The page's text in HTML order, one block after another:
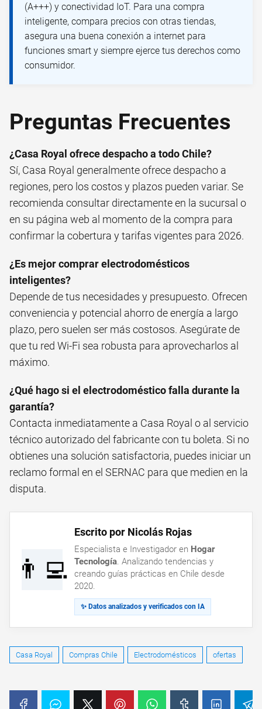
(A+++) y conectividad IoT. Para una compra
inteligente, compara precios con otras tiendas,
asegura una buena conexión a internet para
funciones smart y siempre ejerce tus derechos como
consumidor.
Preguntas Frecuentes
¿Casa Royal ofrece despacho a todo Chile?
Sí, Casa Royal generalmente ofrece despacho a
regiones, pero los costos y plazos pueden variar. Se
recomienda consultar directamente en la sucursal o
en su página web al momento de la compra para
confirmar la cobertura y tarifas vigentes para 2026.
¿Es mejor comprar electrodomésticos
inteligentes?
Depende de tus necesidades y presupuesto. Ofrecen
conveniencia y potencial ahorro de energía a largo
plazo, pero suelen ser más costosos. Asegúrate de
que tu red Wi-Fi sea robusta para aprovecharlos al
máximo.
¿Qué hago si el electrodoméstico falla durante la
garantía?
Contacta inmediatamente a Casa Royal o al servicio
técnico autorizado del fabricante con tu boleta. Si no
obtienes una solución satisfactoria, puedes iniciar un
reclamo formal en el SERNAC para que medien en la
disputa.
👨‍💻
Escrito por Nicolás Rojas
Especialista e Investigador en Hogar
Tecnología. Analizando tendencias y
creando guías prácticas en Chile desde
2020.
✨ Datos analizados y verificados con IA
Casa Royal Compras Chile Electrodomésticos ofertas